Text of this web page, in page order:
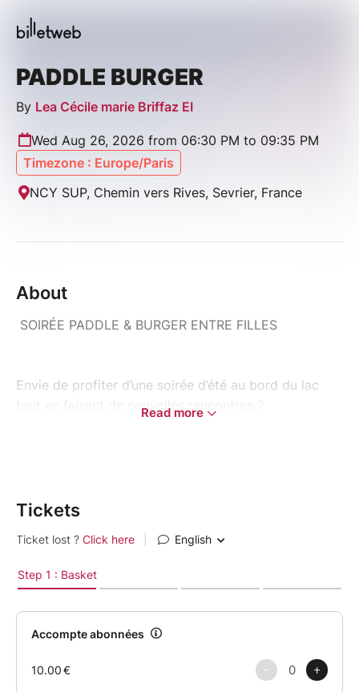
PADDLE BURGER
By Lea Cécile marie Briffaz EI
Wed Aug 26, 2026 from 06:30 PM to 09:35 PM
Timezone : Europe/Paris
NCY SUP, Chemin vers Rives, Sevrier, France
About
SOIRÉE PADDLE & BURGER ENTRE FILLES
Envie de profiter d’une soirée d’été au bord du lac
tout en faisant de nouvelles rencontres ?
Nous évoluerons en petit groupe FeelLoveClub,
session.
Pas besoin d’être une experte en paddle ni de savoir
parfaitement nager : des gilets de sauvetage seront
fournis à toutes les participantes.
Read more
Tickets